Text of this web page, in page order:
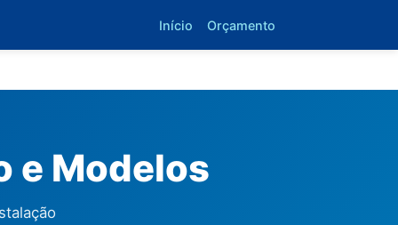
Início Orçamento
e Modelos